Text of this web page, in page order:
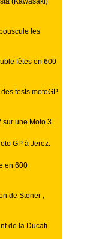
les
fêtes en 600
tests motoGP
sur une Moto 3
GP à Jerez.
en 600
de Stoner ,
de la Ducati